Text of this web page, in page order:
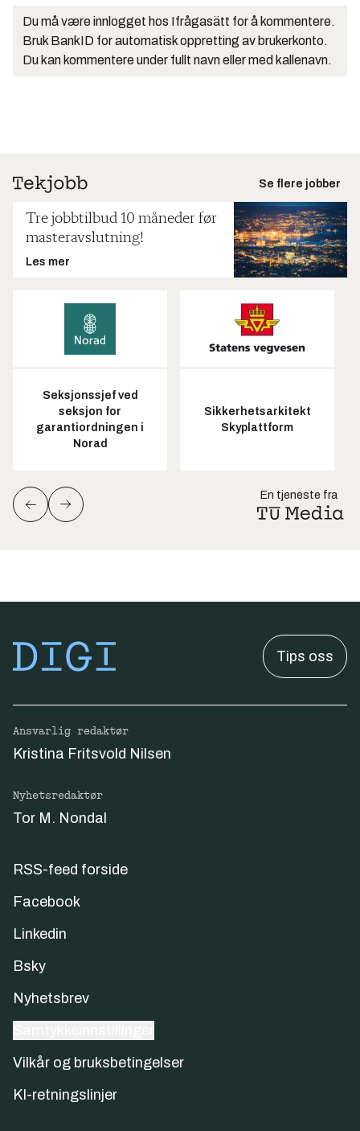
Du må være innlogget hos Ifrågasätt for å kommentere.
Bruk BankID for automatisk oppretting av brukerkonto.
Du kan kommentere under fullt navn eller med kallenavn.
Se flere jobber
Tre jobbtilbud 10 måneder før
masteravslutning!
Les mer
Seksjonssjef ved
seksjon for
garantiordningen i
Norad
Sikkerhetsarkitekt
Skyplattform
En tjeneste fra
Tips oss
Ansvarlig redaktør
Kristina Fritsvold Nilsen
Nyhetsredaktør
Tor M. Nondal
RSS-feed forside
Facebook
Linkedin
Bsky
Nyhetsbrev
Vilkår og bruksbetingelser
KI-retningslinjer